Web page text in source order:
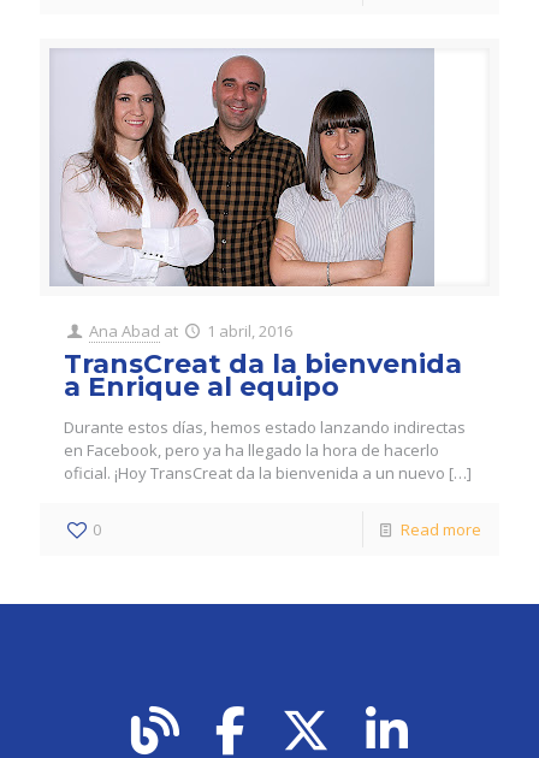
Ana Abad at 1 abril, 2016
TransCreat da la bienvenida
a Enrique al equipo
Durante estos días, hemos estado lanzando indirectas
en Facebook, pero ya ha llegado la hora de hacerlo
oficial. ¡Hoy TransCreat da la bienvenida a un nuevo […]
0 Read more